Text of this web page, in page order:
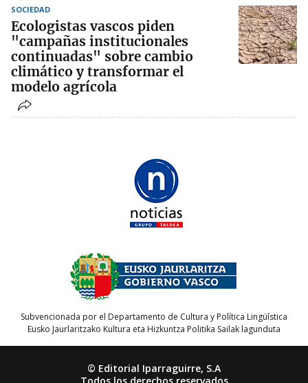
SOCIEDAD
Ecologistas vascos piden
"campañas institucionales
continuadas" sobre cambio
climático y transformar el
modelo agrícola
Subvencionada por el Departamento de Cultura y Política Lingüística
Eusko Jaurlaritzako Kultura eta Hizkuntza Politika Sailak lagunduta
© Editorial Iparraguirre, S.A